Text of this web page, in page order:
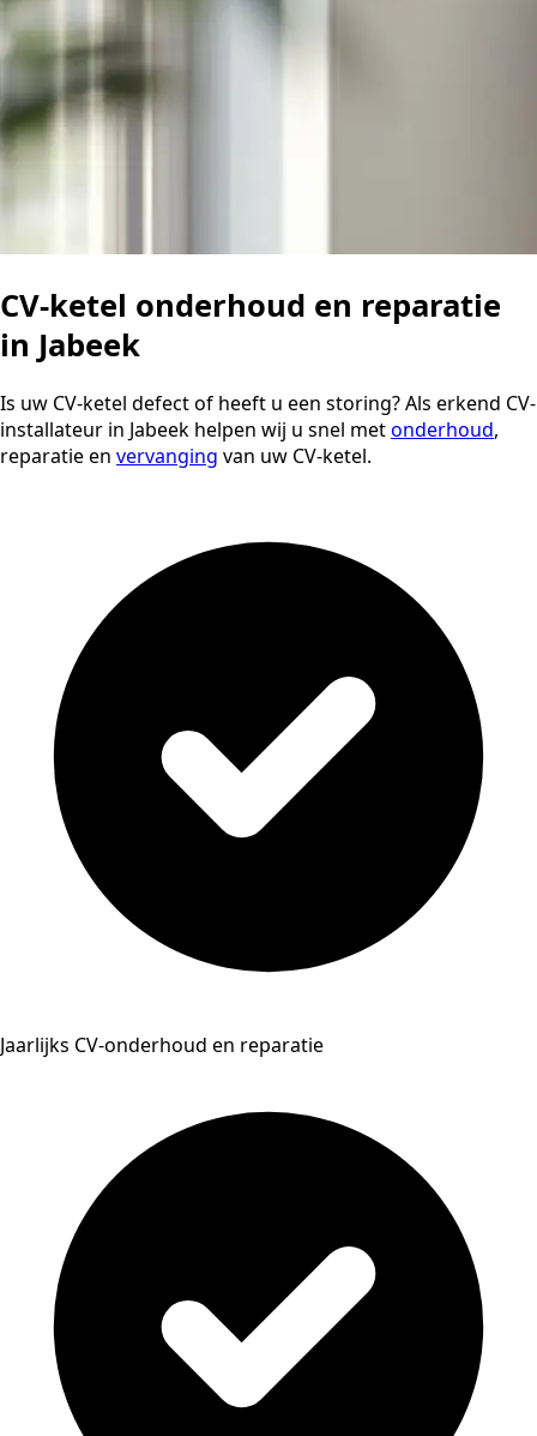
CV-ketel onderhoud en reparatie
in Jabeek
Is uw CV-ketel defect of heeft u een storing? Als erkend CV-
installateur in Jabeek helpen wij u snel metonderhoud,
reparatie en vervanging van uw CV-ketel.
Jaarlijks CV-onderhoud en reparatie